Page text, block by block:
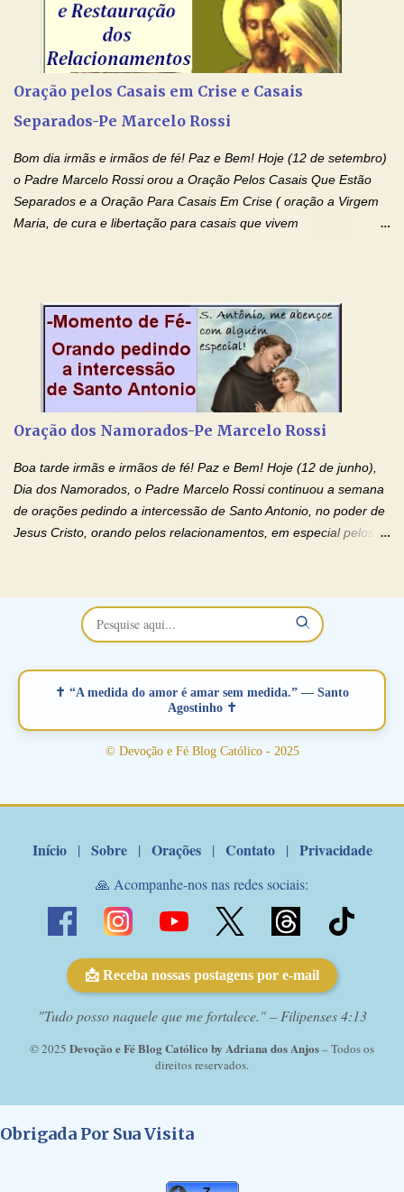
celestiais através da intercessão da Serva de Deus Nhá Chica)
(Rezar durante nove dias seguidos ou intercalados) Nhá Chica,
recorro a vós como intercessora entre a Bondade Divina e as
entregueis nas mãos do Santíssimo o meu pedido urgente (Fazer
o pedido). Acolhei, Nhá Chica, no vosso coração bondoso as
Oração pelos Casais em Crise e Casais
Separados-Pe Marcelo Rossi
Bom dia irmãs e irmãos de fé! Paz e Bem! Hoje (12 de setembro)
o Padre Marcelo Rossi orou a Oração Pelos Casais Que Estão
Separados e a Oração Para Casais Em Crise ( oração a Virgem
Maria, de cura e libertação para casais que vivem
no programa de rádio Momento de Fé, pela cura dos
relacionamentos. Seu relacionamento está doente? Você está
sofrendo? Então ouça o Momento de Fé e entre nesta corrente
de orações abençoadas, d eixe o Amor Ágape de Jesus curar e
restaurar você e seu relacionamento. Adriana-Devoção e Fé
separados, devido ao envolvimento de outras pessoas no
relacionamento e que minaram, espiritualmente, a relação do
casal. Vamos orar (coloque o seu esposo ou esposa diante de
Deus). "Senhor Jesus, restaura os laços ...
Oração dos Namorados-Pe Marcelo Rossi
Boa tarde irmãs e irmãos de fé! Paz e Bem! Hoje (12 de junho),
Dia dos Namorados, o Padre Marcelo Rossi continuou a semana
de orações pedindo a intercessão de Santo Antonio, no poder de
Jesus Cristo, orando pelos relacionamentos, em especial pelos
maravilhosos cartões que coloquei aqui para vocês. Não perca
esta abençoada semana no Momento de Fé do Padre Marcelo,
vamos juntos formar esta forte corrente de orações. Você que
verdadeiro, ou que está com problemas no relacionamento
amoroso, creia na poderosa intercessão deste santo amigo:
Santo Antonio! Tenha fé, não desista, pois ele intercede por nós
junto a Jesus! Fique no Amor Ágape de Jesus e no Amor Materno
✝ “A medida do amor é amar sem medida.” — Santo
Agostinho ✝
© Devoção e Fé Blog Católico - 2025
Início | Sobre | Orações | Contato | Privacidade
🙏 Acompanhe-nos nas redes sociais:
📩 Receba nossas postagens por e-mail
"Tudo posso naquele que me fortalece." – Filipenses 4:13
© 2025 Devoção e Fé Blog Católico by Adriana dos Anjos– Todos os
direitos reservados.
Obrigada Por Sua Visita